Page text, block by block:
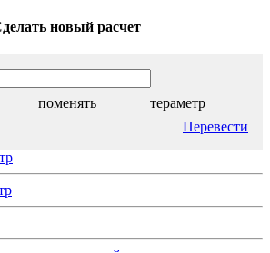
новый расчет
поменять
тераметр
Перевести